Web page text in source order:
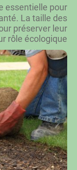
essentielle pour
La taille des
préserver leur
rôle écologique